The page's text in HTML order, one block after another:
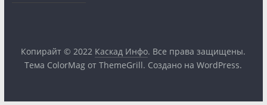
Копирайт © 2022 Каскад Инфо. Все права защищены.
Тема ColorMag от ThemeGrill. Создано наWordPress.